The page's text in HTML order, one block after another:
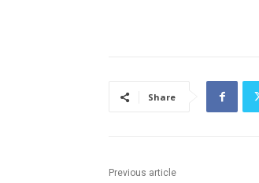
Share
Previous article